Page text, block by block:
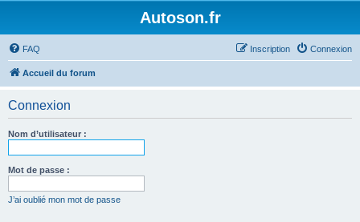
Autoson.fr
FAQ Connexion
Inscription
Accueil du forum
Connexion
Nom d’utilisateur :
Mot de passe :
J’ai oublié mon mot de passe